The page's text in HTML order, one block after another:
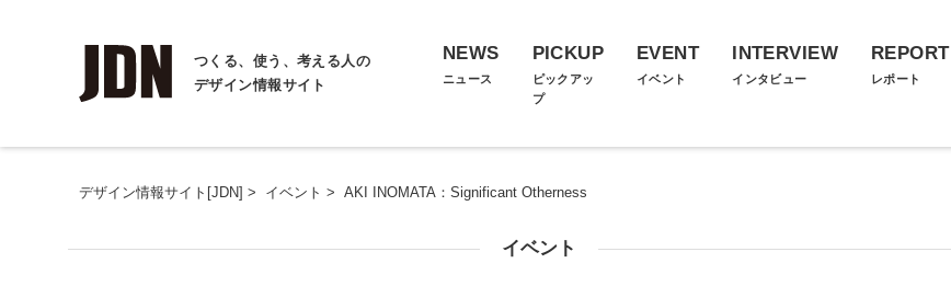
つくる、使う、考える人の
デザイン情報サイト
NEWS
ニュース
PICKUP
ピックアッ
プ
EVENT
イベント
INTERVIEW
インタビュー
REPORT
レポート
デザイン情報サイト[JDN] > イベント > AKI INOMATA：Significant Otherness
イベント